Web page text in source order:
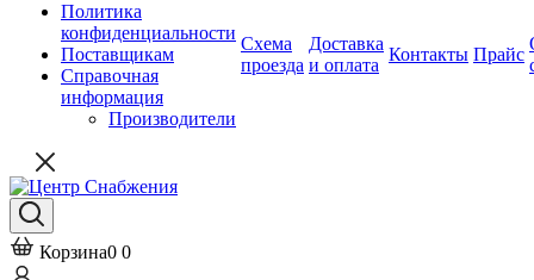
Политика
конфиденциальности
Поставщикам
Справочная
информация
Производители
Схема
проезда
Доставка
и оплата
Контакты Прайс
Корзина0 0